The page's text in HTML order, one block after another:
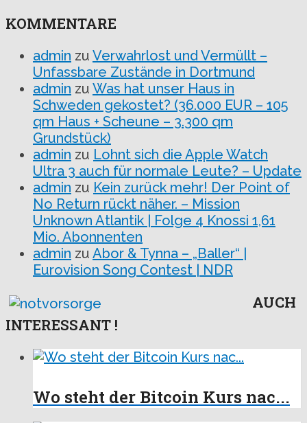
KOMMENTARE
admin zu Verwahrlost und Vermüllt –
Unfassbare Zustände in Dortmund
admin zu Was hat unser Haus in
Schweden gekostet? (36.000 EUR – 105
qm Haus + Scheune – 3.300 qm
Grundstück)
admin zu Lohnt sich die Apple Watch
Ultra 3 auch für normale Leute? – Update
admin zu Kein zurück mehr! Der Point of
No Return rückt näher. – Mission
Unknown Atlantik | Folge 4 Knossi 1,61
Mio. Abonnenten
admin zu Abor & Tynna – „Baller“ |
Eurovision Song Contest | NDR
AUCH
INTERESSANT !
Wo steht der Bitcoin Kurs nac...